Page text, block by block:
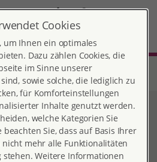
DE
Beratungsstelle Witten-Horizonte
Cookies
um Ihnen ein optimales
Dazu zählen Cookies, die
im Sinne unserer
sowie solche, die lediglich zu
für Komforteinstellungen
Inhalte genutzt werden.
welche Kategorien Sie
Sie, dass auf Basis Ihrer
mehr alle Funktionalitäten
stehen. Weitere Informationen